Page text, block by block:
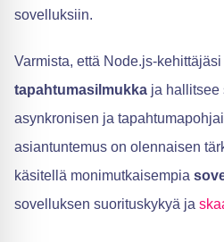
sovelluksiin.
Varmista, että Node.js-
tapahtumasilmukka ja hallitsee
asynkronisen ja
asiantuntemus on olennaisen
käsitellä monimutkaisempia
sovelluksen suorituskykyä ja